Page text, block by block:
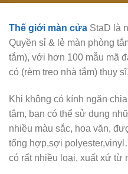
Thế giới màn cửa StaD là
Quyền sỉ & lẻ màn phòng
tắm), với hơn 100 mẫu mã
có (rèm treo nhà tắm) thụy
Khi không có kính ngăn
tắm, bạn có thể sử dụng
nhiều màu sắc, hoa văn,
tổng hợp,sợi
có rất nhiều loại, xuất xứ từ